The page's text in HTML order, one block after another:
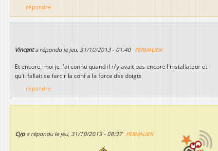
répondre
Vincenta répondu le jeu, 31/10/2013 - 01:40 PERMALIEN
Et encore, moi je l'ai connu quand il n'y avait pas encore l'installateur et
qu'il fallait se farcir la conf a la force des doigts
répondre
Cypa répondu le jeu, 31/10/2013 - 08:37 PERMALIEN